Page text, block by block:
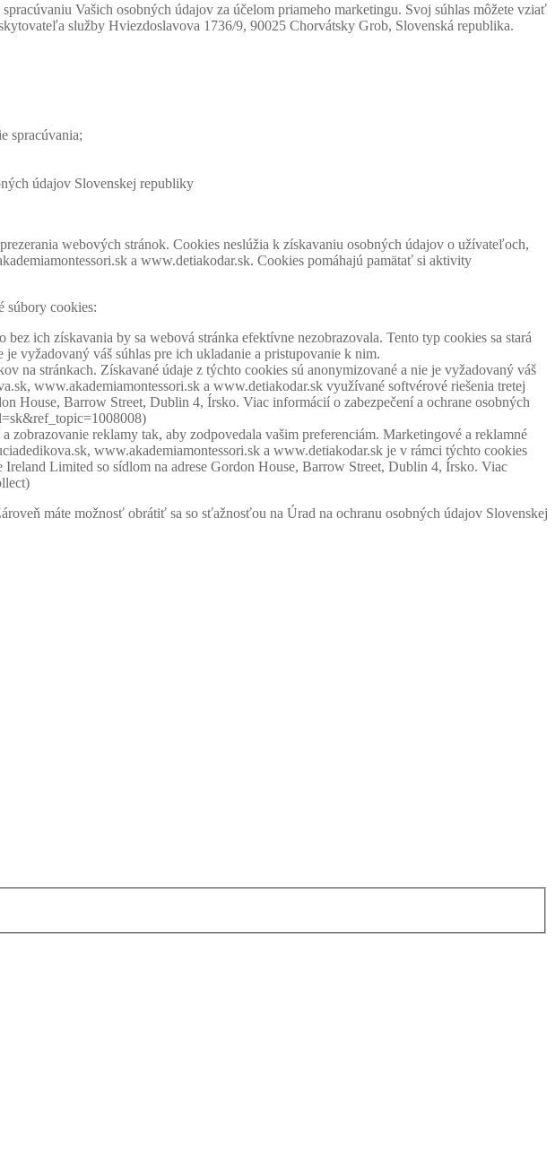
Vašich osobných údajov za účelom priameho marketingu. Svoj súhlas môžete vziať
služby Hviezdoslavova 1736/9, 90025 Chorvátsky Grob, Slovenská republika.
spracúvania;
údajov Slovenskej republiky
webových stránok. Cookies neslúžia k získavaniu osobných údajov o užívateľoch,
a www.detiakodar.sk. Cookies pomáhajú pamätať si aktivity
súbory cookies:
ich získavania by sa webová stránka efektívne nezobrazovala. Tento typ cookies sa stará
vyžadovaný váš súhlas pre ich ukladanie a pristupovanie k nim.
na stránkach. Získavané údaje z týchto cookies sú anonymizované a nie je vyžadovaný váš
www.akademiamontessori.sk a www.detiakodar.sk využívané softvérové riešenia tretej
House, Barrow Street, Dublin 4, Írsko. Viac informácií o zabezpečení a ochrane osobných
reklamy tak, aby zodpovedala vašim preferenciám. Marketingové a reklamné
www.akademiamontessori.sk a www.detiakodar.sk je v rámci týchto cookies
Limited so sídlom na adrese Gordon House, Barrow Street, Dublin 4, Írsko. Viac
máte možnosť obrátiť sa so sťažnosťou na Úrad na ochranu osobných údajov Slovenskej